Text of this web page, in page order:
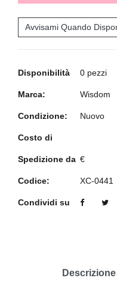
Avvisami Quando
Disponibilità 0 pezzi
Marca: Wisdom
Condizione: Nuovo
Costo di
Spedizione da €
Codice: XC-0441
Condividi su
Descrizione